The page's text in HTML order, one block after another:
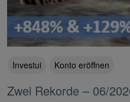
Investui Konto eröffnen
Zwei Rekorde – 06/